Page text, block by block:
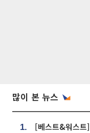
많이 본 뉴스
1.